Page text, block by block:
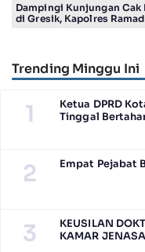
Dampingi Kunjungan Cak
di Gresik, Kapolres
Trending Minggu Ini
1
Ketua DPRD
Tinggal
2 Empat Pejabat
3
KEUSILAN
KAMAR